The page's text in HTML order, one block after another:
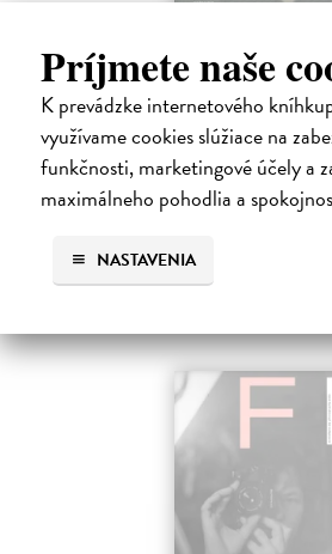
Príjmete naše
K prevádzke internetového
využívame cookies slúžiace na
funkčnosti, marketingové účely a
maximálneho pohodlia a
NASTAVENIA
kolektív autorov| Časopis
Periodikum je určené predovšetkým
kritikom a záujemcom o súčasnú slovenskú
Vychádza v modernej edícii šesťkrát
publikuje súčasnú…
Zasielame do 14 dní